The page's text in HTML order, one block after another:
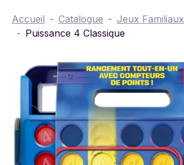
Accueil Catalogue
Jeux Familiaux
Puissance 4 Classique